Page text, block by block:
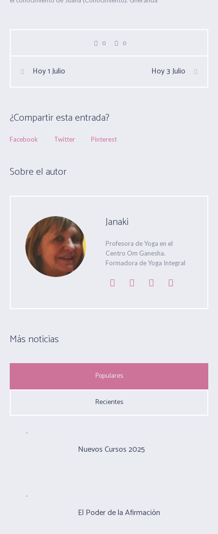
0 0
Hoy 1 Julio Hoy 3 Julio
¿Compartir esta entrada?
Facebook Twitter Pinterest
Sobre el autor
Janaki
Profesora de Yoga en el
Centro Om Ganesha.
Formadora de Yoga Integral
Más noticias
Populares
Recientes
Nuevos Cursos 2025
El Poder de la Afirmación